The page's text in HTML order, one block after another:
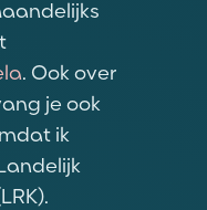
. Ook over
je ook
ik